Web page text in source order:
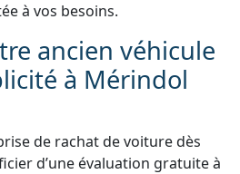
à vos besoins.
ancien véhicule
à Mérindol
de rachat de voiture dès
d’une évaluation gratuite à